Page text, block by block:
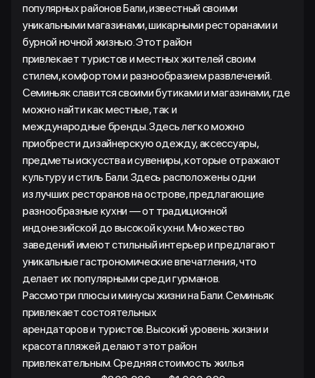
популярных районов Бали, известный своими
уникальными магазинами, шикарными ресторанами и
бурной ночной жизнью. Этот район
привлекает туристов и местных жителей своим
стилем, комфортом и разнообразием развлечений.
Семиньяк славится своими бутиками и магазинами, где
можно найти как местные, так и
международные бренды. Здесь легко можно
приобрести дизайнерскую одежду, аксессуары,
предметы искусства и сувениры, которые отражают
культуру и стиль Бали. Здесь расположены одни
из лучших ресторанов на острове, предлагающие
разнообразные кухни — от традиционной
индонезийской до высокой кухни. Множество
заведений имеют стильный интерьер и предлагают
уникальные гастрономические впечатления, что
делает их популярными среди гурманов.
Рассмотри плюсы и минусы жизни на Бали. Семиньяк
привлекает состоятельных
арендаторов и туристов. Высокий уровень жизни и
красота пляжей делают этот район
привлекательным. Средняя стоимость жилья